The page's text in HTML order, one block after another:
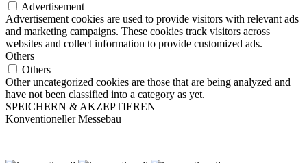
Advertisement
Advertisement cookies are used to provide visitors with relevant ads
and marketing campaigns. These cookies track visitors across
websites and collect information to provide customized ads.
Others
Others
Other uncategorized cookies are those that are being analyzed and
have not been classified into a category as yet.
SPEICHERN & AKZEPTIEREN
Konventioneller Messebau